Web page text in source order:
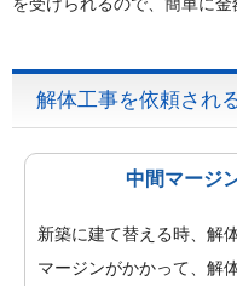
解体工事を依頼され
中間マージ
新築に建て替える時、解
マージンがかかって、解